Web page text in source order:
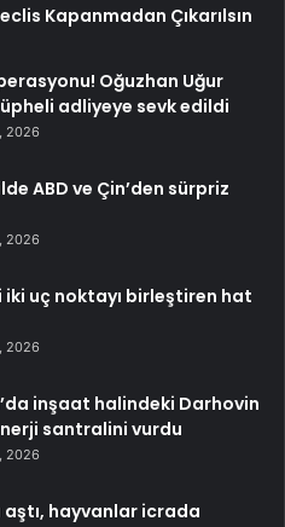
Kapanmadan Çıkarılsın
Oğuzhan Uğur
adliyeye sevk edildi
2026
ABD ve Çin’den sürpriz
2026
iki uç noktayı birleştiren hat
2026
inşaat halindeki Darhovin
santralini vurdu
2026
hayvanlar icrada